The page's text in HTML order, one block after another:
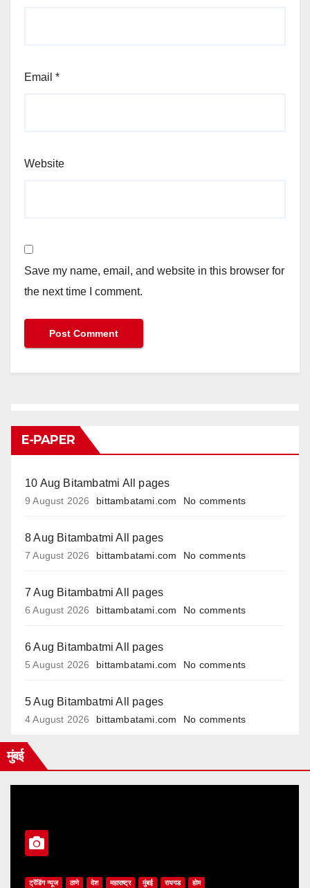
Email *
Website
Save my name, email, and website in this browser for
the next time I comment.
E-PAPER
10 Aug Bitambatmi All pages
9 August 2026 bittambatami.com No comments
8 Aug Bitambatmi All pages
7 August 2026 bittambatami.com No comments
7 Aug Bitambatmi All pages
6 August 2026 bittambatami.com No comments
6 Aug Bitambatmi All pages
5 August 2026 bittambatami.com No comments
5 Aug Bitambatmi All pages
4 August 2026 bittambatami.com No comments
मुंबई
ट्रेंडिंग न्यूज ठाणे देश महाराष्ट्र मुंबई रायगड होम